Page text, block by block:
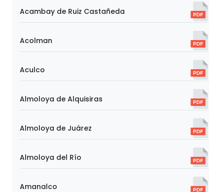
Acambay de Ruiz Castañeda
Acolman
Aculco
Almoloya de Alquisiras
Almoloya de Juárez
Almoloya del Río
Amanalco